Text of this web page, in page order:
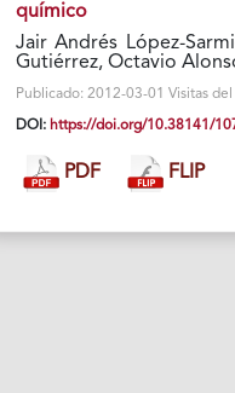
químico
Jair Andrés López-
Gutiérrez, Octavio
Publicado: 2012-03-01 Visitas
DOI: https://doi.org/10.38141/
PDF FLIP